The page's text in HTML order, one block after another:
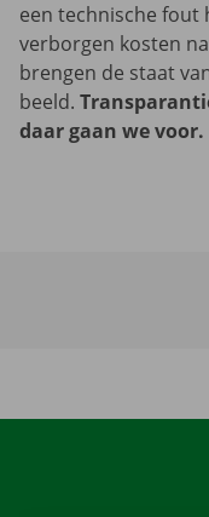
een technische fout
verborgen kosten
brengen de staat
beeld.
daar gaan we voor.